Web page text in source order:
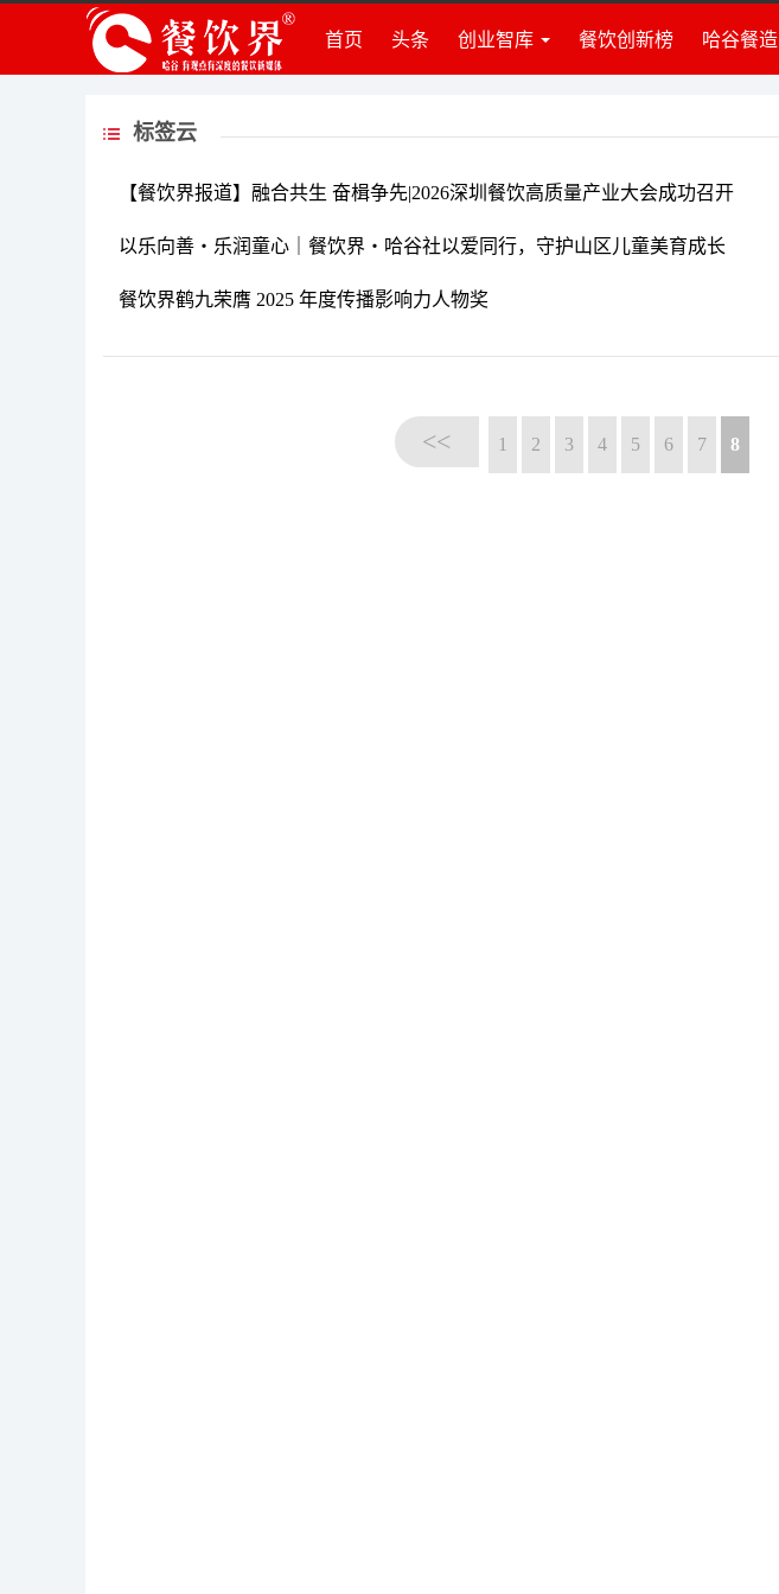
首页 头条 创业智库
创业准备
创业资讯
运营管理
创投资讯
餐饮创新榜 哈谷餐造
标签云
【餐饮界报道】融合共生 奋楫争先|2026深圳餐饮高质量产业大会成功召开
以乐向善・乐润童心｜餐饮界・哈谷社以爱同行，守护山区儿童美育成长
餐饮界鹤九荣膺 2025 年度传播影响力人物奖
<< 1 2 3 4 5 6 7 8